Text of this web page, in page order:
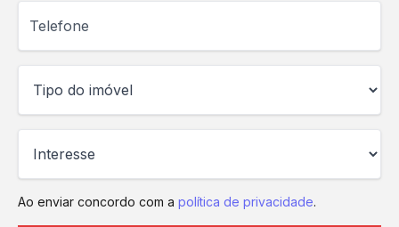
Ao enviar concordo com a política de privacidade.